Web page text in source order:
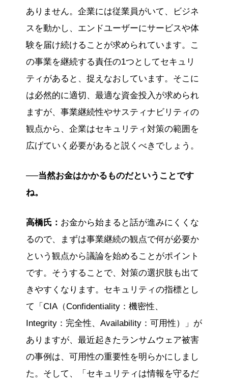
ありません。企業には従業員がいて、ビジネ
スを動かし、エンドユーザーにサービスや体
験を届け続けることが求められています。こ
の事業を継続する責任の1つとしてセキュリ
ティがあると、捉えなおしています。そこに
は必然的に適切、最適な資金投入が求められ
ますが、事業継続性やサスティナビリティの
観点から、企業はセキュリティ対策の範囲を
広げていく必要があると説くべきでしょう。
──当然お金はかかるものだということです
ね。
高橋氏： お金から始まると話が進みにくくな
るので、まずは事業継続の観点で何が必要か
という観点から議論を始めることがポイント
です。そうすることで、対策の選択肢も出て
きやすくなります。セキュリティの指標とし
て「CIA（Confidentiality：機密性、
Integrity：完全性、Availability：可用性）」が
ありますが、最近起きたランサムウェア被害
の事例は、可用性の重要性を明らかにしまし
た。そして、「セキュリティは情報を守るだ